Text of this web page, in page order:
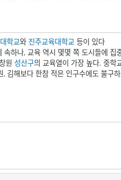
학교와 진주교육대학교 등이 있다
속하나, 교육 역시 몇몇 쪽 도시들에 집
원 성산구의 교육열이 가장 높다. 중학
김해보다 한참 적은 인구수에도 불구